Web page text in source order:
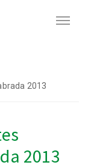
2013
2013